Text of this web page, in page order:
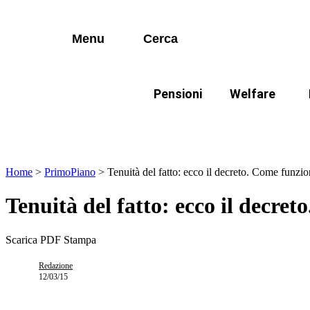
Menu Cerca
Pensioni Welfare
Lorem ipsum dolor sit amet consectetur
Home > PrimoPiano > Tenuità del fatto: ecco il decreto. Come
Tenuità del fatto: ecco il
Scarica PDF Stampa
Redazione
12/03/15